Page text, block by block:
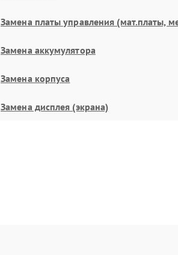
Замена платы управления (мат.платы,
Замена аккумулятора
Замена корпуса
Замена дисплея (экрана)